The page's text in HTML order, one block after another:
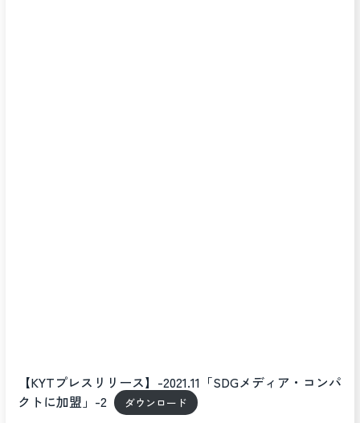
【KYTプレスリリース】-2021.11「SDGメディア・コンパ
クトに加盟」-2
ダウンロード